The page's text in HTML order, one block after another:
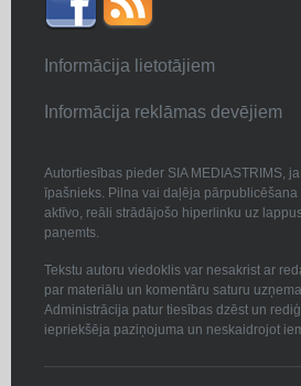
Informācija lietotājiem
Informācija reklāmas devējiem
Autortiesības pieder SIA MEDIASTRIMS,
īpašnieks. Pilna vai daļēja
aktīvo, reāli strādājošo hiperlinku uz
paņemts.
Tekstu autoru viedoklis var nesakrist ar
par materiālu un komentāru saturu
Administrācija patur tiesības dzēst un
iepriekšēja paziņojuma un neskaidrojot